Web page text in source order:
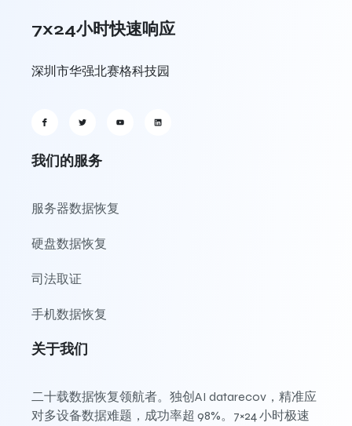
7x24小时快速响应
深圳市华强北赛格科技园
我们的服务
服务器数据恢复
硬盘数据恢复
司法取证
手机数据恢复
关于我们
二十载数据恢复领航者。独创AI datarecov，精准应
对多设备数据难题，成功率超 98%。7×24 小时极速